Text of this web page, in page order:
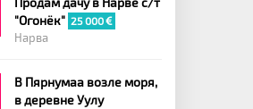
"Огонёк" 25 000
Нарва
В Пярнумаа возле моря,
в деревне Уулу